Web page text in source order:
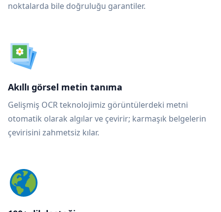
noktalarda bile doğruluğu garantiler.
Akıllı görsel metin tanıma
Gelişmiş OCR teknolojimiz görüntülerdeki metni
otomatik olarak algılar ve çevirir; karmaşık belgelerin
çevirisini zahmetsiz kılar.